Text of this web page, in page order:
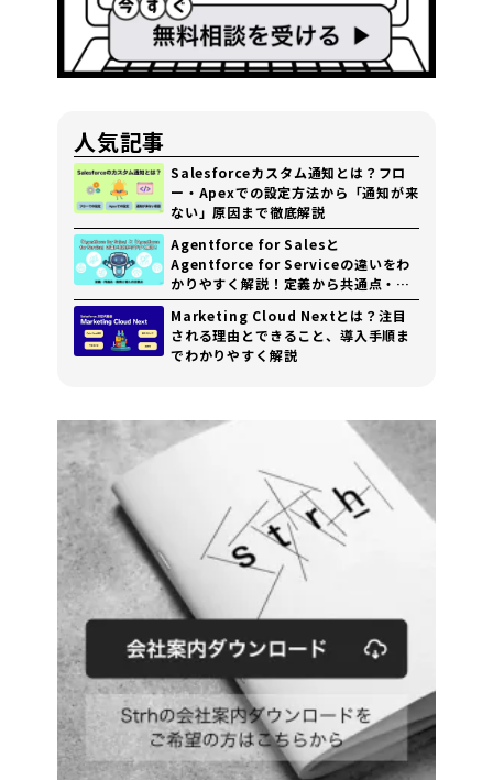
人気記事
Salesforceカスタム通知とは？フロ
ー・Apexでの設定方法から「通知が来
ない」原因まで徹底解説
Agentforce for Salesと
Agentforce for Serviceの違いをわ
かりやすく解説！定義から共通点・費
用と導入の注意点まで解説
Marketing Cloud Nextとは？注目
される理由とできること、導入手順ま
でわかりやすく解説